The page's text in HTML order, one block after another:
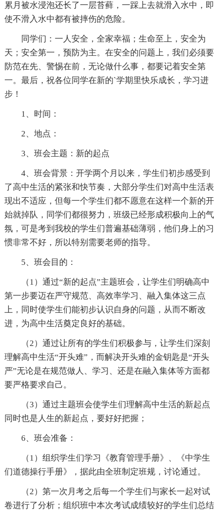
累月被水浸泡还长了一层苔藓，一踩上去就滑入水中，即
使不滑入水中都有被摔伤的危险。
同学们：一人安全，全家幸福；生命至上，安全为
天；安全第一，预防为主。在安全的问题上，我们必须要
防范在先、警惕在前，无论做什么事，都要记着安全第
一。最后，祝各位同学在新的`学期里快乐成长，学习进
步！
1、时间：
2、地点：
3、班会主题：新的起点
4、班会背景：开学两个月以来，学生们初步感受到
了高中生活的紧张和快节奏，大部分学生们对高中生活表
现出不适应，但每一个学生们都不愿意在这样一个新的开
始就掉队，同学们都很努力，班级已经形成积极向上的气
氛，可是考到我校的学生们普遍基础薄弱，他们身上的习
惯非常不好，所以特别需要老师的指导。
5、班会目的：
（1）通过“新的起点”主题班会，让学生们明确高中
第一步要迈在严守规范、高效率学习、融入集体这三点
上，同时使学生们能初步认识自身的问题，从而不断改
进，为高中生活奠定良好的基础。
（2）通过让所有的学生们积极参与，让学生们深刻
理解高中生活“开头难”，而解决开头难的金钥匙是“开头
严”无论是在规范做人、学习、还是在融入集体等方面都
要严格要求自己。
（3）通过主题班会使学生们理解高中生活的新起点
同时也是人生的新起点，要好好把握；
6、班会准备：
（1）组织学生们学习《教育管理手册》、《中学生
们道德操行手册》，据此由全班制定班规，讨论通过。
（2）第一次月考之后每一个学生们与家长一起对试
卷进行了分析；组织班中本次考试成绩较好的学生们总结